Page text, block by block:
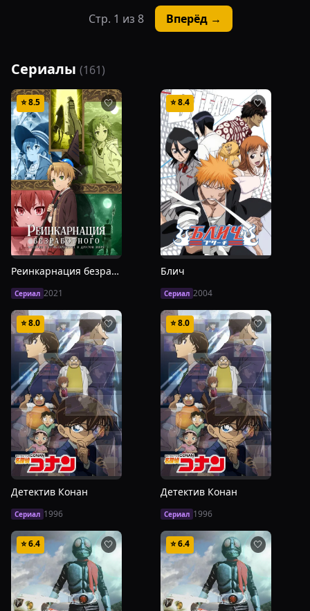
Стр. 1 из 8 Вперёд →
Сериалы (161)
⭐8.5 🤍
Реинкарнация безработного: История о приключениях в другом мире
Сериал 2021
⭐8.4 🤍
Блич
Сериал 2004
⭐8.0 🤍
Детектив Конан
Сериал 1996
⭐8.0 🤍
Детектив Конан
Сериал 1996
⭐6.4 🤍 ⭐6.4 🤍